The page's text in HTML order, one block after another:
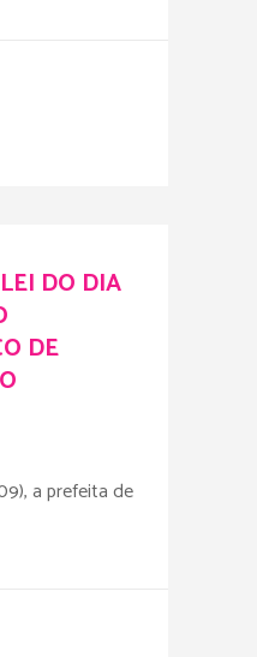
DO DIA
DE
a prefeita de